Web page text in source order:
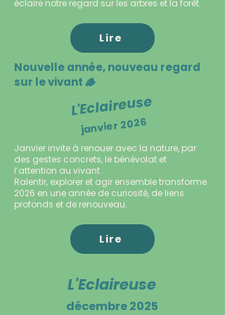
éclaire notre regard sur les arbres et la forêt.
Lire
Nouvelle année, nouveau regard
sur le vivant 🪵
L'Eclaireuse
janvier 2026
Janvier invite à renouer avec la nature, par
des gestes concrets, le bénévolat et
l’attention au vivant.
Ralentir, explorer et agir ensemble transforme
2026 en une année de curiosité, de liens
profonds et de renouveau.
Lire
L'Eclaireuse
décembre 2025